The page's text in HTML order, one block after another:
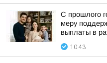
С прошлого
меру
выплаты в
10:43